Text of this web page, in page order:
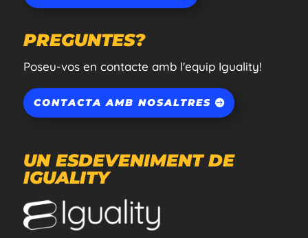
PREGUNTES?
Poseu-vos en contacte amb l'equip Iguality!
CONTACTA AMB NOSALTRES
UN ESDEVENIMENT DE
IGUALITY